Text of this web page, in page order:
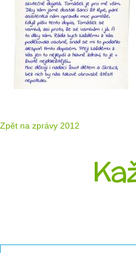
Zpět na zprávy 2012